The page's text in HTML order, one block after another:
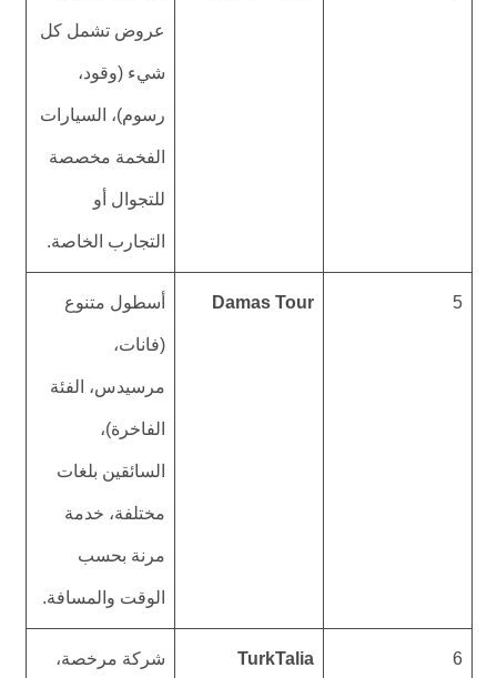
عروض تشمل كل
شيء (وقود،
رسوم)، السيارات
الفخمة مخصصة
للتجوال أو
التجارب الخاصة.
5
Damas Tour أسطول متنوع
(فانات،
مرسيدس، الفئة
الفاخرة)،
السائقين بلغات
مختلفة، خدمة
مرنة بحسب
الوقت والمسافة.
6
TurkTalia شركة مرخصة،